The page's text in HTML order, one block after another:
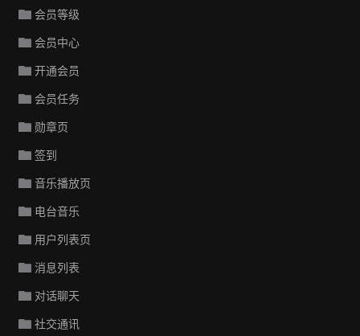
会员等级
会员中心
开通会员
会员任务
勋章页
签到
音乐播放页
电台音乐
用户列表页
消息列表
对话聊天
社交通讯